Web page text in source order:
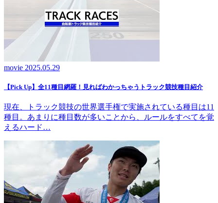
movie 2025.05.29
【Pick Up】全11種目網羅！見ればわかっちゃうトラック競技種目紹介
現在、トラック競技の世界選手権で実施されている種目は11
種目。あまりに種目数が多いことから、ルールをすべてを覚
えるハード…